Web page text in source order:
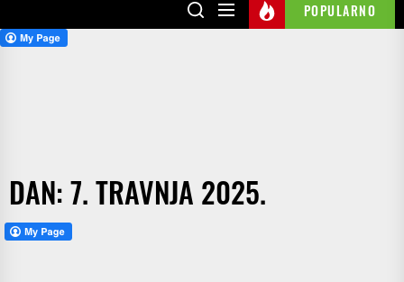
POPULARNO
DAN:7. TRAVNJA 2025.